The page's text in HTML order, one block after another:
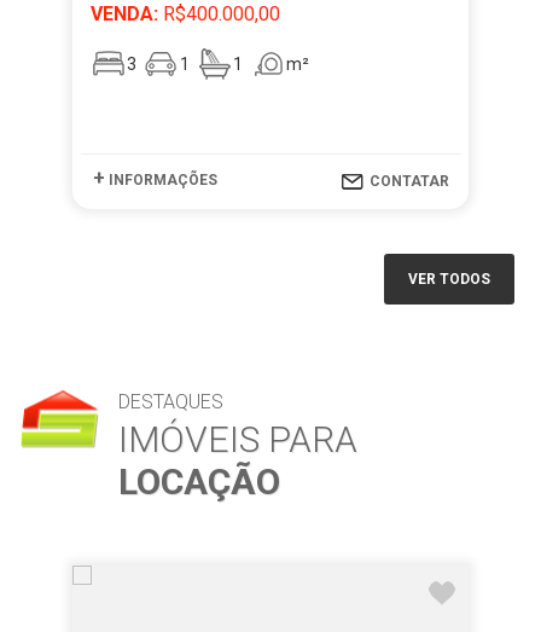
VENDA: R$400.000,00
3 1 1 m²
+ INFORMAÇÕES CONTATAR
VER TODOS
DESTAQUES
IMÓVEIS PARA
LOCAÇÃO